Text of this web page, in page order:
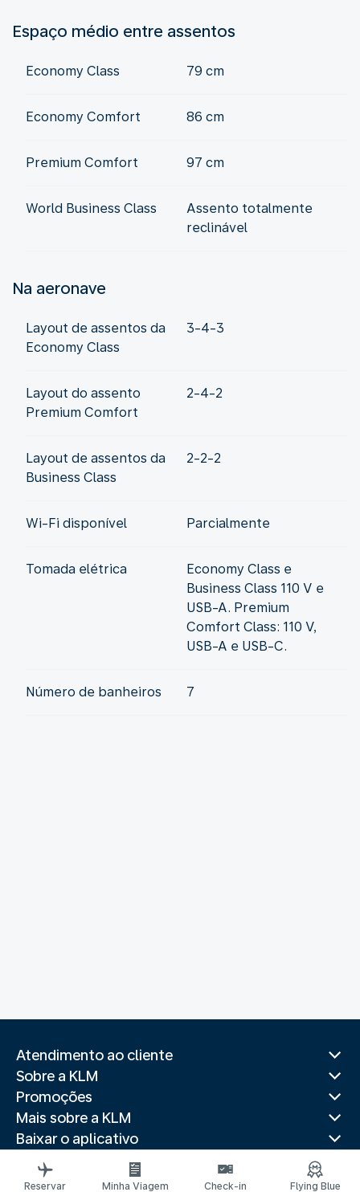
Espaço médio entre assentos
Economy Class 79 cm
Economy Comfort 86 cm
Premium Comfort 97 cm
World Business Class
Assento totalmente
reclinável
Na aeronave
Layout de assentos da
Economy Class
3-4-3
Layout do assento
Premium Comfort
2-4-2
Layout de assentos da
Business Class
2-2-2
Wi-Fi disponível Parcialmente
Tomada elétrica
Economy Class e
Business Class 110 V e
USB-A. Premium
Comfort Class: 110 V,
USB-A e USB-C.
Número de banheiros 7
Atendimento ao cliente
Sobre a KLM
Promoções
Mais sobre a KLM
Baixar o aplicativo
Sites relacionados
Guias de viagem
Reservar Minha Viagem Check-in Flying Blue